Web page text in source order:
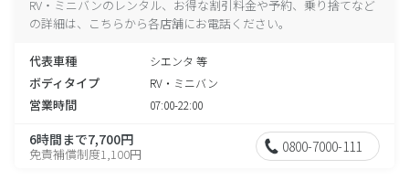
RV・ミニバンのレンタル、お得な割引料金や予約、乗り捨てなど
の詳細は、こちらから各店舗にお電話ください。
代表車種 シエンタ 等
ボディタイプ RV・ミニバン
営業時間 07:00-22:00
6時間まで7,700円
免責補償制度1,100円 0800-7000-111